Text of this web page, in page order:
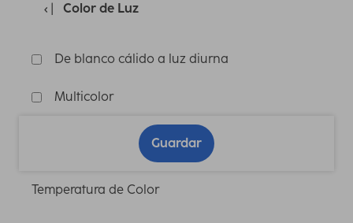
Color de Luz
De blanco cálido a luz diurna
Multicolor
Guardar
Temperatura de Color